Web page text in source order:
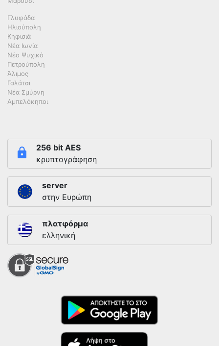
Γλυφάδα
Ηλιούπολη
Κηφισιά
Νέα Ιωνία
Νέο Ψυχικό
Πετρούπολη
Άλιμος
Γαλάτσι
Νέα Σμύρνη
Αμπελόκηποι
256 bit AES
κρυπτογράφηση
server
στην Ευρώπη
πλατφόρμα
ελληνική